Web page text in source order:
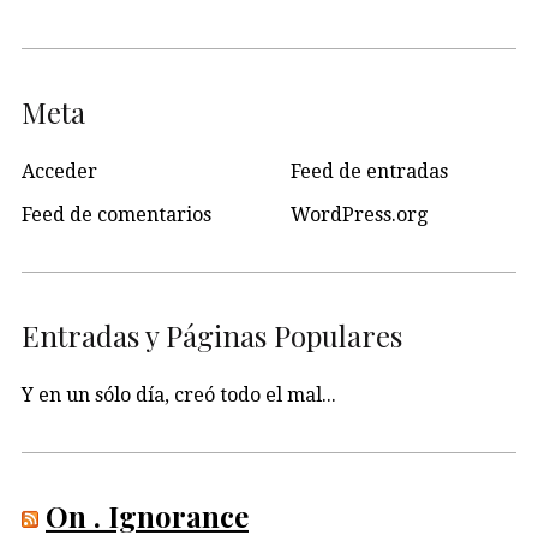
Meta
Acceder
Feed de entradas
Feed de comentarios
WordPress.org
Entradas y Páginas Populares
Y en un sólo día, creó todo el mal...
On . Ignorance